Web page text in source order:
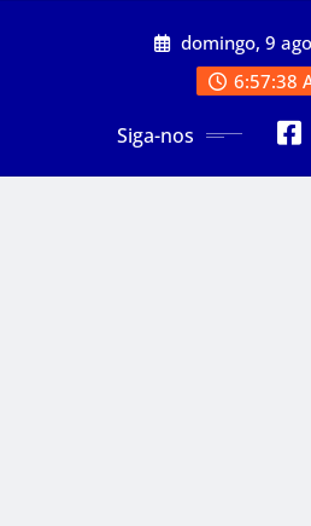
domingo, 9
6:57:40
Siga-nos